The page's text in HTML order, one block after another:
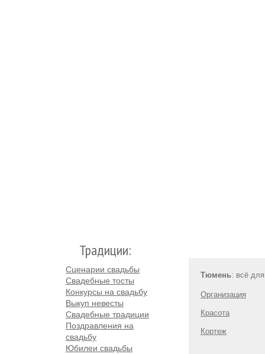
Традиции:
Сценарии свадьбы
Свадебные тосты
Конкурсы на свадьбу
Выкуп невесты
Свадебные традиции
Поздравления на
свадьбу
Юбилеи свадьбы
Тюмень: всё
Организация
Красота
Кортеж